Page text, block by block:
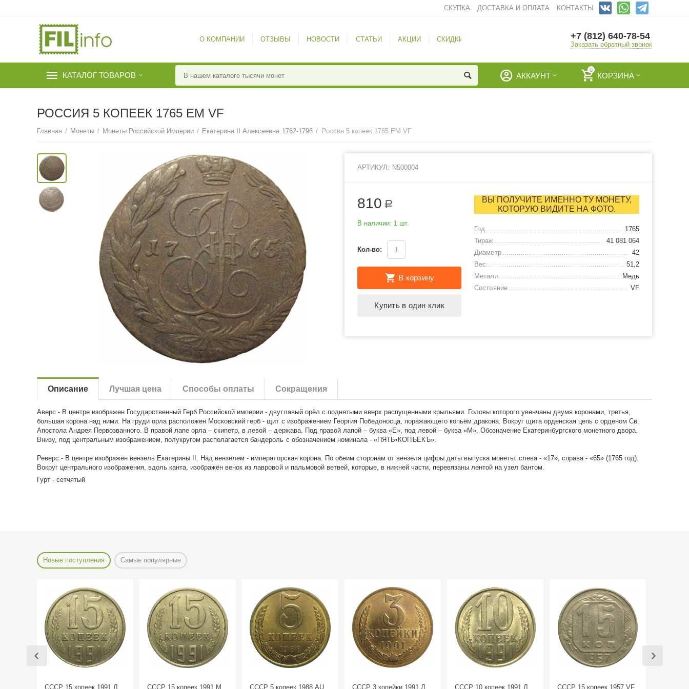
СКУПКА ДОСТАВКА И ОПЛАТА КОНТАКТЫ
О КОМПАНИИ ОТЗЫВЫ НОВОСТИ СТАТЬИ АКЦИИ СКИДКИ +7 (812) 640-78-54
Заказать обратный звонок
КАТАЛОГ ТОВАРОВ
0
КОРЗИНА
АККАУНТ
РОССИЯ 5 КОПЕЕК 1765 ЕМ VF
Главная / Монеты / Монеты Российской Империи / Екатерина II Алексеевна 1762-1796 / Россия 5 копеек 1765 ЕМ VF
АРТИКУЛ: N500004
810 Р
В наличии: 1 шт.
Кол-во:
В корзину
Купить в один клик
ВЫ ПОЛУЧИТЕ ИМЕННО ТУ МОНЕТУ,
КОТОРУЮ ВИДИТЕ НА ФОТО.
Год
1765
Тираж
41 081 064
Диаметр
42
Вес
51,2
Металл
Медь
Состояние
VF
Описание Лучшая цена Способы оплаты Сокращения
Аверс - В центре изображен Государственный Герб Российской империи - двуглавый орёл с поднятыми вверх распущенными крыльями. Головы которого увенчаны двумя коронами, третья,
большая корона над ними. На груди орла расположен Московский герб - щит с изображением Георгия Победоносца, поражающего копьём дракона. Вокруг щита орденская цепь с орденом Св.
Апостола Андрея Первозванного. В правой лапе орла – скипетр, в левой – держава. Под правой лапой – буква «Е», под левой – буква «М». Обозначение Екатеринбургского монетного двора.
Внизу, под центральным изображением, полукругом располагается бандероль с обозначением номинала - «ПЯТЬ•КОПѢЕКЪ».
Реверс - В центре изображён вензель Екатерины II. Над вензелем - императорская корона. По обеим сторонам от вензеля цифры даты выпуска монеты: слева - «17», справа - «65» (1765 год).
Вокруг центрального изображения, вдоль канта, изображён венок из лавровой и пальмовой ветвей, которые, в нижней части, перевязаны лентой на узел бантом.
Гурт - сетчятый
Новые поступления Самые популярные
СССР 15 копеек 1991 Л СССР 15 копеек 1991 М СССР 5 копеек 1988 AU СССР 3 копейки 1991 Л СССР 10 копеек 1991 Л СССР 15 копеек 1957 VF